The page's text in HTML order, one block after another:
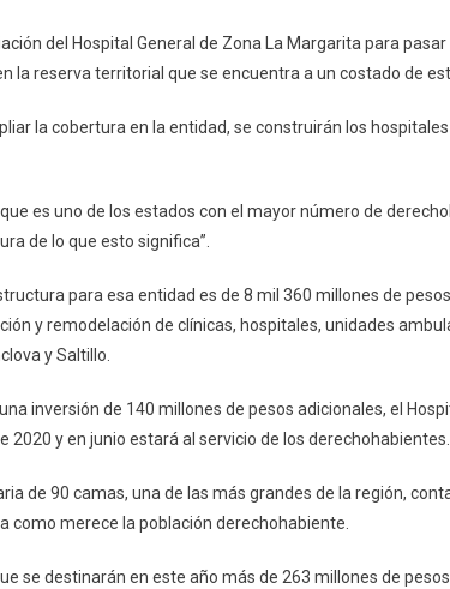
del Hospital General de Zona La Margarita para
la reserva territorial que se encuentra a un costado de
la cobertura en la entidad, se construirán los
es uno de los estados con el mayor número de
de lo que esto significa”.
para esa entidad es de 8 mil 360 millones de
y remodelación de clínicas, hospitales, unidades
y Saltillo.
inversión de 140 millones de pesos adicionales, el
y en junio estará al servicio de los derechohabientes.
de 90 camas, una de las más grandes de la región,
como merece la población derechohabiente.
se destinarán en este año más de 263 millones de